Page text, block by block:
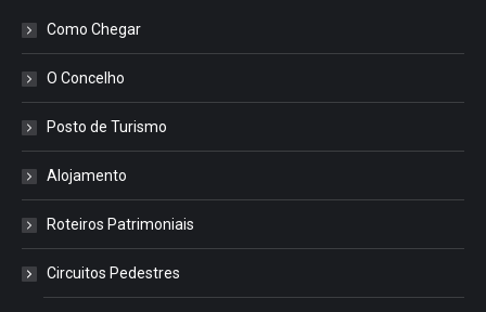
Como Chegar
O Concelho
Posto de Turismo
Alojamento
Roteiros Patrimoniais
Circuitos Pedestres